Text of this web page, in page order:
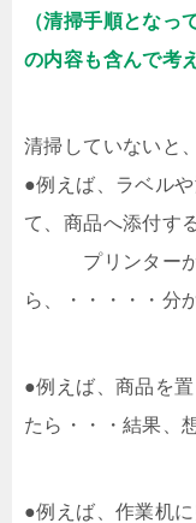
（清掃手順となっ
の内容も含んで考
清掃していないと、
●例えば、ラベル
て、商品へ添付す
プリンターが汚
ら、・・・・・分
●例えば、商品を
たら・・・結果、
●例えば、作業机